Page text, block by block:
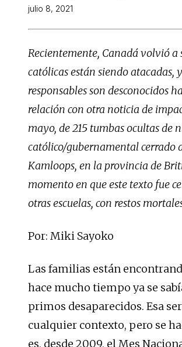
julio 8, 2021
Recientemente, Canadá volvió a
católicas están siendo atacadas,
responsables son desconocidos
relación con otra noticia de
mayo, de 215 tumbas ocultas
católico/gubernamental cerrado
Kamloops, en la provincia de
momento en que este texto fue
otras escuelas, con restos
Por: Miki Sayoko
Las familias están
hace mucho tiempo ya se
primos desaparecidos. Esa
cualquier contexto, pero se
es, desde 2009, el Mes